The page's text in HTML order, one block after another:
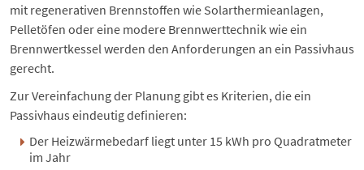
mit regenerativen Brennstoffen wie Solarthermieanlagen,
Pelletöfen oder eine modere Brennwerttechnik wie ein
Brennwertkessel werden den Anforderungen an ein Passivhaus
gerecht.
Zur Vereinfachung der Planung gibt es Kriterien, die ein
Passivhaus eindeutig definieren:
Der Heizwärmebedarf liegt unter 15 kWh pro Quadratmeter
im Jahr